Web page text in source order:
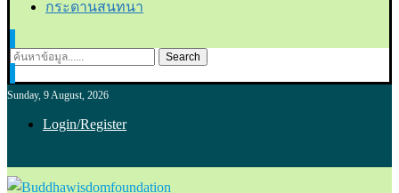
กระดานสนทนา
Search
Sunday, 9 August, 2026
Login/Register